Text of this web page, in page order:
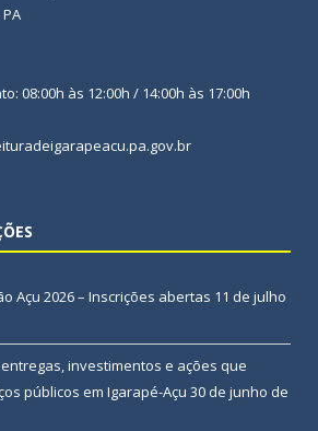
08:00h às 12:00h / 14:00h às 17:00h
Açu 2026 – Inscrições abertas 11 de julho
investimentos e ações que
públicos em Igarapé-Açu 30 de junho de